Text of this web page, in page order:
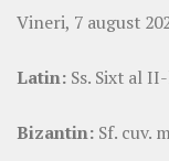
Vineri, 7 august
Latin: Ss. Sixt al
Bizantin: Sf. cuv.